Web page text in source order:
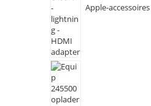
Apple-accessoires